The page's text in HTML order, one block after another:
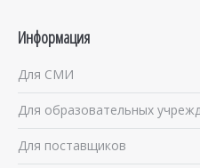
Информация
Для СМИ
Для образовательных
Для поставщиков